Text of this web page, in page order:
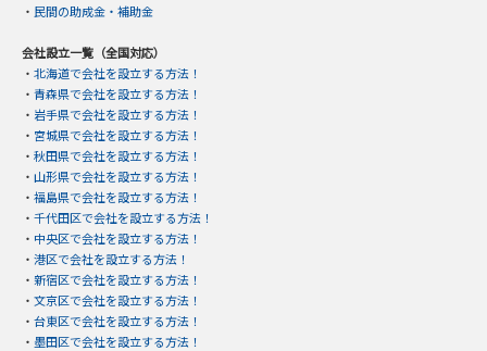
・ 民間の助成金・補助金
会社設立一覧（全国対応）
・ 北海道で会社を設立する方法！
・ 青森県で会社を設立する方法！
・ 岩手県で会社を設立する方法！
・ 宮城県で会社を設立する方法！
・ 秋田県で会社を設立する方法！
・ 山形県で会社を設立する方法！
・ 福島県で会社を設立する方法！
・ 千代田区で会社を設立する方法！
・ 中央区で会社を設立する方法！
・ 港区で会社を設立する方法！
・ 新宿区で会社を設立する方法！
・ 文京区で会社を設立する方法！
・ 台東区で会社を設立する方法！
・ 墨田区で会社を設立する方法！